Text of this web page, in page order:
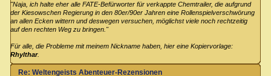
"Naja, ich halte eher alle FATE-Befürworter für verkappte Chemtrailer, die aufgrund
der Kiesowschen Regierung in den 80er/90er Jahren eine Rollenspielverschwörung
an allen Ecken wittern und deswegen versuchen, möglichst viele noch rechtzeitig
auf den rechten Weg zu bringen."
Für alle, die Probleme mit meinem Nickname haben, hier eine Kopiervorlage:
Rhylthar.
Re: Weltengeists Abenteuer-Rezensionen